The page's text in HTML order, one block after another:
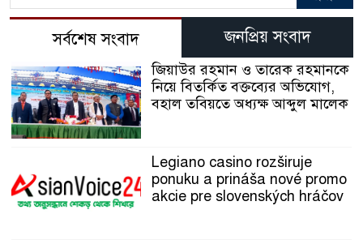
সর্বশেষ সংবাদ জনপ্রিয় সংবাদ
জিয়াউর রহমান ও তারেক রহমানকে
নিয়ে বিতর্কিত বক্তব্যের অভিযোগ,
বহাল তবিয়তে অধ্যক্ষ আব্দুল মালেক
Legiano casino rozširuje
ponuku a prináša nové promo
akcie pre slovenských hráčov